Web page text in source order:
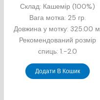
Склад: Кашемір (100%)
Вага мотка: 25 гр.
Довжина у мотку: 325.00 м.
Рекомендований розмір
спиць: 1.-2.0
Додати В Кошик